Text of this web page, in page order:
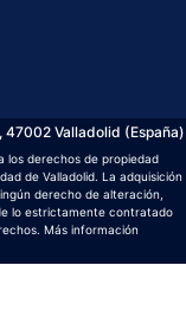
Valladolid (España)
los derechos de propiedad
de Valladolid. La adquisición
derecho de alteración,
lo estrictamente contratado
Más información